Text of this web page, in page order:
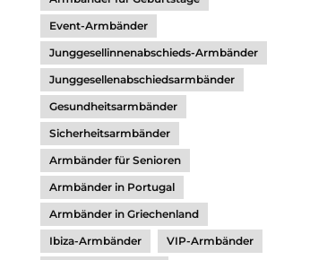
Event-Armbänder
Junggesellinnenabschieds-Armbänder
Junggesellenabschiedsarmbänder
Gesundheitsarmbänder
Sicherheitsarmbänder
Armbänder für Senioren
Armbänder in Portugal
Armbänder in Griechenland
Ibiza-Armbänder
VIP-Armbänder